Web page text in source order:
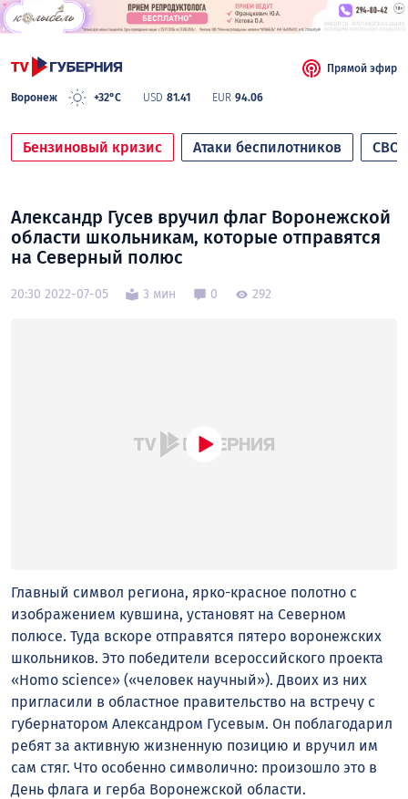
Воронеж +32°C USD 81.41 EUR 94.06
Прямой эфир
Бензиновый кризис Атаки беспилотников СВО
Александр Гусев вручил флаг Воронежской
области школьникам, которые отправятся
на Северный полюс
20:30 2022-07-05 3 мин 0 292
Главный символ региона, ярко-красное полотно с
изображением кувшина, установят на Северном
полюсе. Туда вскоре отправятся пятеро воронежских
школьников. Это победители всероссийского проекта
«Нomo science» («человек научный»). Двоих из них
пригласили в областное правительство на встречу с
губернатором Александром Гусевым. Он поблагодарил
ребят за активную жизненную позицию и вручил им
сам стяг. Что особенно символично: произошло это в
День флага и герба Воронежской области.